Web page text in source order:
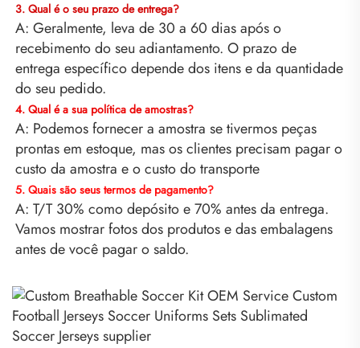
3. Qual é o seu prazo de entrega?
A: Geralmente, leva de 30 a 60 dias após o
recebimento do seu adiantamento. O prazo de
entrega específico depende dos itens e da quantidade
do seu pedido.
4. Qual é a sua política de amostras?
A: Podemos fornecer a amostra se tivermos peças
prontas em estoque, mas os clientes precisam pagar o
custo da amostra e o custo do transporte
5. Quais são seus termos de pagamento?
A: T/T 30% como depósito e 70% antes da entrega.
Vamos mostrar fotos dos produtos e das embalagens
antes de você pagar o saldo.